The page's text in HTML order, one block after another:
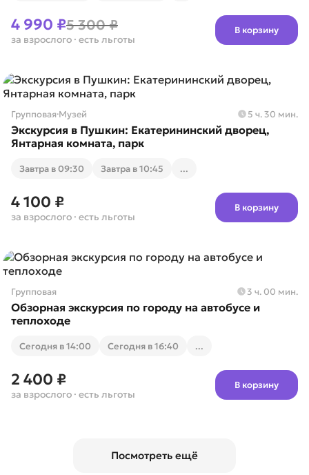
4 990 ₽5 300 ₽
за взрослого · есть льготы
В корзину
Групповая·Музей 5 ч. 30 мин.
Экскурсия в Пушкин: Екатерининский дворец,
Янтарная комната, парк
Завтра в 09:30 Завтра в 10:45 ...
4 100 ₽
за взрослого · есть льготы
В корзину
Групповая 3 ч. 00 мин.
Обзорная экскурсия по городу на автобусе и
теплоходе
Cегодня в 14:00 Cегодня в 16:40 ...
2 400 ₽
за взрослого · есть льготы
В корзину
Посмотреть ещё